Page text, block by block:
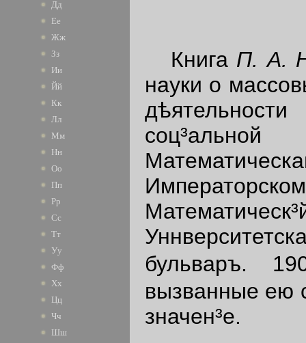
Дд
Ее
Жж
Зз
Ии
Йй
Кк
Лл
Мм
Нн
Оо
Пп
Рр
Сс
Тт
Уу
Фф
Хх
Цц
Чч
Шш
Книга П. А.
науки о
бульваръ.
вызванные ею
значен³е.